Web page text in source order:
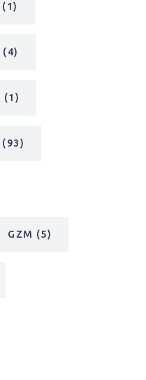
(1)
(4)
(1)
(93)
GZM (5)